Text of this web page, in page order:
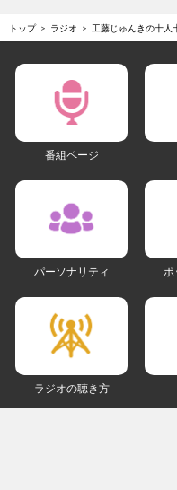
トップ ラジオ 工藤じゅんきの十人
番組ページ
パーソナリティ ポ
ラジオの聴き方